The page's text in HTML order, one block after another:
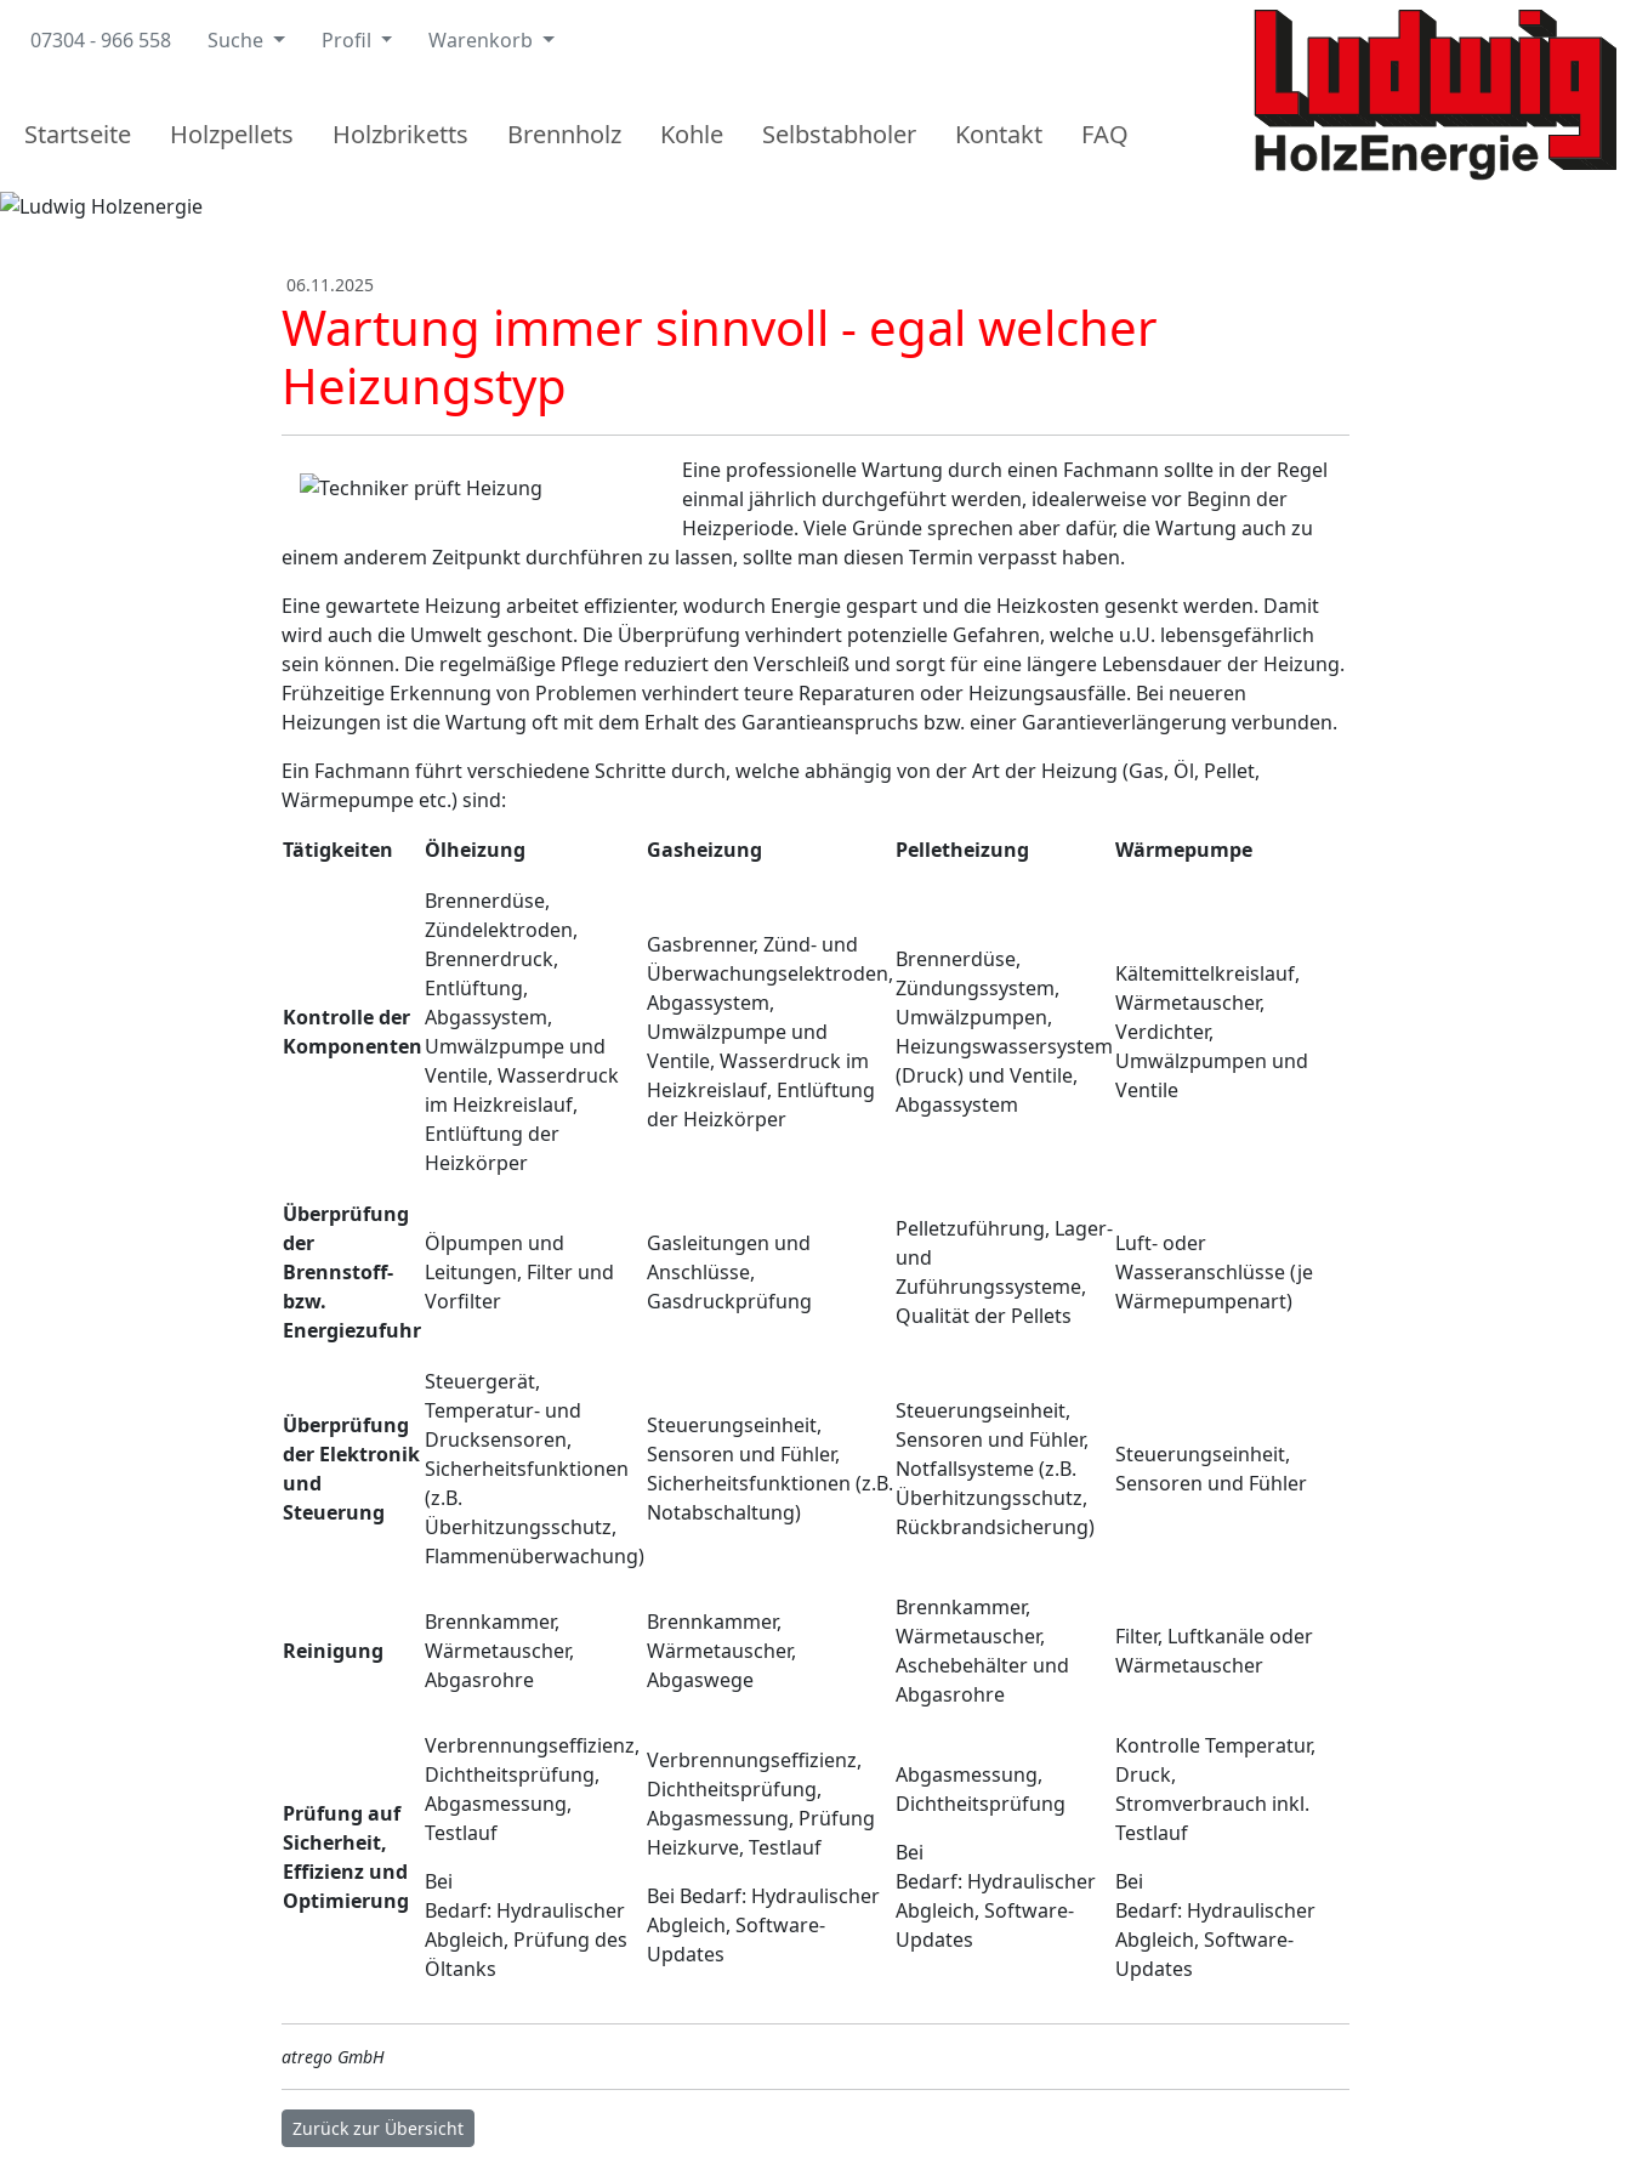
07304 - 966 558 Suche Profil Warenkorb
Startseite Holzpellets Holzbriketts Brennholz Kohle Selbstabholer Kontakt FAQ
06.11.2025
Wartung immer sinnvoll - egal welcher
Heizungstyp
Eine professionelle Wartung durch einen Fachmann sollte in der Regel
einmal jährlich durchgeführt werden, idealerweise vor Beginn der
Heizperiode. Viele Gründe sprechen aber dafür, die Wartung auch zu
einem anderem Zeitpunkt durchführen zu lassen, sollte man diesen Termin verpasst haben.
Eine gewartete Heizung arbeitet effizienter, wodurch Energie gespart und die Heizkosten gesenkt werden. Damit
wird auch die Umwelt geschont. Die Überprüfung verhindert potenzielle Gefahren, welche u.U. lebensgefährlich
sein können. Die regelmäßige Pflege reduziert den Verschleiß und sorgt für eine längere Lebensdauer der Heizung.
Frühzeitige Erkennung von Problemen verhindert teure Reparaturen oder Heizungsausfälle. Bei neueren
Heizungen ist die Wartung oft mit dem Erhalt des Garantieanspruchs bzw. einer Garantieverlängerung verbunden.
Ein Fachmann führt verschiedene Schritte durch, welche abhängig von der Art der Heizung (Gas, Öl, Pellet,
Wärmepumpe etc.) sind:
Tätigkeiten
Ölheizung Gasheizung Pelletheizung Wärmepumpe
Kontrolle der
Komponenten
Brennerdüse,
Zündelektroden,
Brennerdruck,
Entlüftung,
Abgassystem,
Umwälzpumpe und
Ventile, Wasserdruck
im Heizkreislauf,
Entlüftung der
Heizkörper
Gasbrenner, Zünd- und
Überwachungselektroden,
Abgassystem,
Umwälzpumpe und
Ventile, Wasserdruck im
Heizkreislauf, Entlüftung
der Heizkörper
Brennerdüse,
Zündungssystem,
Umwälzpumpen,
Heizungswassersystem
(Druck) und Ventile,
Abgassystem
Kältemittelkreislauf,
Wärmetauscher,
Verdichter,
Umwälzpumpen und
Ventile
Überprüfung
der
Brennstoff-
bzw.
Energiezufuhr
Ölpumpen und
Leitungen, Filter und
Vorfilter
Gasleitungen und
Anschlüsse,
Gasdruckprüfung
Pelletzuführung, Lager-
und
Zuführungssysteme,
Qualität der Pellets
Luft- oder
Wasseranschlüsse (je
Wärmepumpenart)
Überprüfung
der Elektronik
und
Steuerung
Steuergerät,
Temperatur- und
Drucksensoren,
Sicherheitsfunktionen
(z.B.
Überhitzungsschutz,
Flammenüberwachung)
Steuerungseinheit,
Sensoren und Fühler,
Sicherheitsfunktionen (z.B.
Notabschaltung)
Steuerungseinheit,
Sensoren und Fühler,
Notfallsysteme (z.B.
Überhitzungsschutz,
Rückbrandsicherung)
Steuerungseinheit,
Sensoren und Fühler
Reinigung
Brennkammer,
Wärmetauscher,
Abgasrohre
Brennkammer,
Wärmetauscher,
Abgaswege
Brennkammer,
Wärmetauscher,
Aschebehälter und
Abgasrohre
Filter, Luftkanäle oder
Wärmetauscher
Prüfung auf
Sicherheit,
Effizienz und
Optimierung
Verbrennungseffizienz,
Dichtheitsprüfung,
Abgasmessung,
Testlauf
Bei
Bedarf: Hydraulischer
Abgleich, Prüfung des
Öltanks
Verbrennungseffizienz,
Dichtheitsprüfung,
Abgasmessung, Prüfung
Heizkurve, Testlauf
Bei Bedarf: Hydraulischer
Abgleich, Software-
Updates
Abgasmessung,
Dichtheitsprüfung
Bei
Bedarf: Hydraulischer
Abgleich, Software-
Updates
Kontrolle Temperatur,
Druck,
Stromverbrauch inkl.
Testlauf
Bei
Bedarf: Hydraulischer
Abgleich, Software-
Updates
atrego GmbH
Zurück zur Übersicht